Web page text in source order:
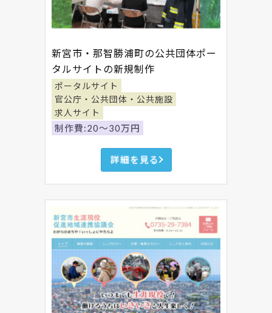
新宮市・那智勝浦町の公共団体ポー
タルサイトの新規制作
ポータルサイト
官公庁・公共団体・公共施設
求人サイト
制作費:20～30万円
詳細を見る